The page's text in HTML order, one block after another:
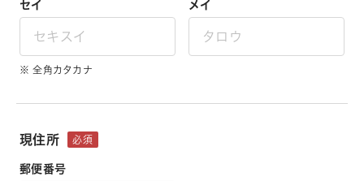
セイ メイ
※ 全角カタカナ
現住所 必須
郵便番号